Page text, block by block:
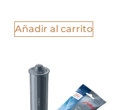
Añadir al carrito